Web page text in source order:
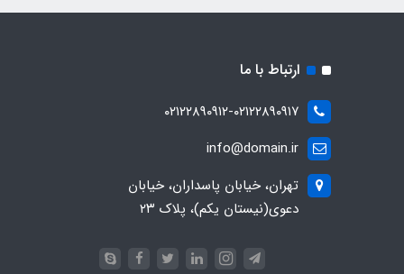
ارتباط با ما
۰۲۱۲۲۸۹۰۹۱۲-۰۲۱۲۲۸۹۰۹۱۷
info@domain.ir
تهران، خیابان پاسداران، خیابان
دعوی(نیستان یکم)، پلاک ۲۳